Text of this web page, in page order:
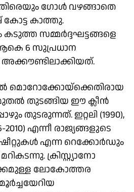
ഗോൾ വഴങ്ങാതെ
കാത്തു.
കടുത്ത സമ്മർദ്ദഘട്ടങ്ങളെ
ആകെ 6 സുപ്രധാന
മൊറോക്കോയ്ക്കെതിരായ
മുതൽ തുടങ്ങിയ ഈ ക്ലീൻ
തുടരുന്നത്. ഇറ്റലി (1990),
എന്നീ രാജ്യങ്ങളുടെ
ഷീറ്റുകൾ എന്ന റെക്കോർഡും
ക്രിസ്റ്റ്യാനോ
ലോകോത്തര